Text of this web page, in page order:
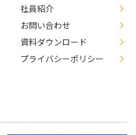
社員紹介
お問い合わせ
資料ダウンロード
プライバシーポリシー